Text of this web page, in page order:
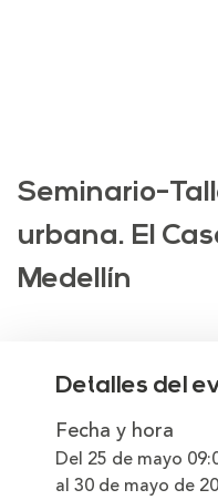
Seminario-
urbana. El
Medellín
Detalles del
Fecha y hora
Del 25 de mayo
al 30 de mayo de